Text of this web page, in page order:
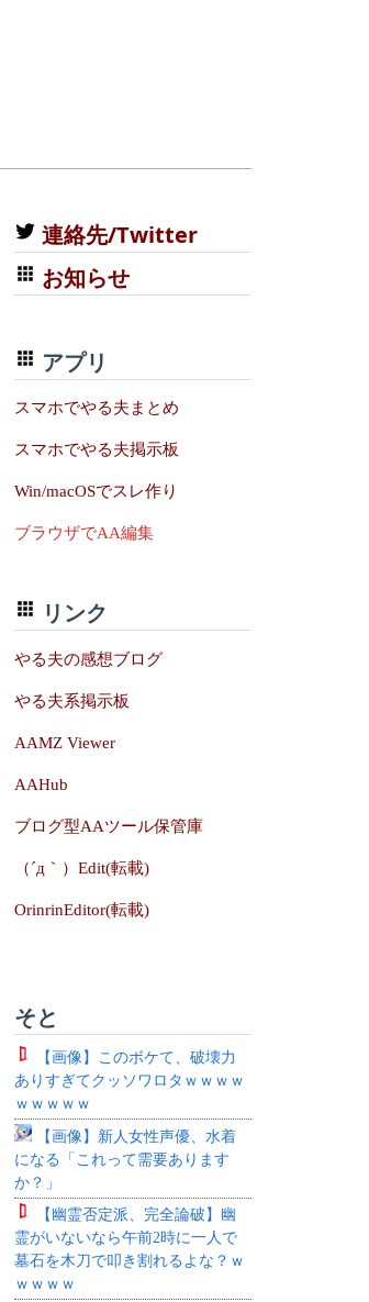
連絡先/Twitter
お知らせ
アプリ
スマホでやる夫まとめ
スマホでやる夫掲示板
Win/macOSでスレ作り
ブラウザでAA編集
リンク
やる夫の感想ブログ
やる夫系掲示板
AAMZ Viewer
AAHub
ブログ型AAツール保管庫
（´д｀）Edit(転載)
OrinrinEditor(転載)
そと
【画像】このボケて、破壊力
ありすぎてクッソワロタｗｗｗｗ
ｗｗｗｗｗ
【画像】新人女性声優、水着
になる「これって需要あります
か？」
【幽霊否定派、完全論破】幽
霊がいないなら午前2時に一人で
墓石を木刀で叩き割れるよな？ｗ
ｗｗｗｗ